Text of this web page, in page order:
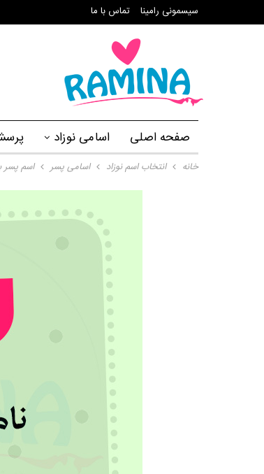
سیسمونی رامینا تماس با ما
صفحه اصلی اسامی نوزاد
خانه انتخاب اسم نوزاد اسامی پسر اسم پسر